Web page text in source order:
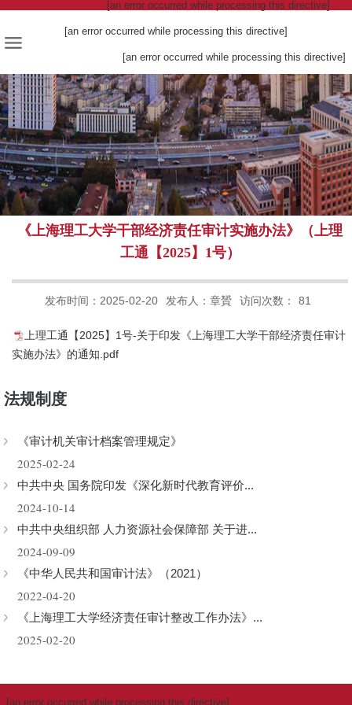
[an error occurred while processing this directive]
[an error occurred while processing this directive]
[an error occurred while processing this directive]
《上海理工大学干部经济责任审计实施办法》（上理
工通【2025】1号）
发布时间：2025-02-20 发布人：章贇 访问次数： 81
上理工通【2025】1号-关于印发《上海理工大学干部经济责任审计
实施办法》的通知.pdf
法规制度
[an error occurred while processing this directive]